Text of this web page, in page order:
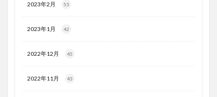
2023年2月 53
2023年1月 42
2022年12月 45
2022年11月 43